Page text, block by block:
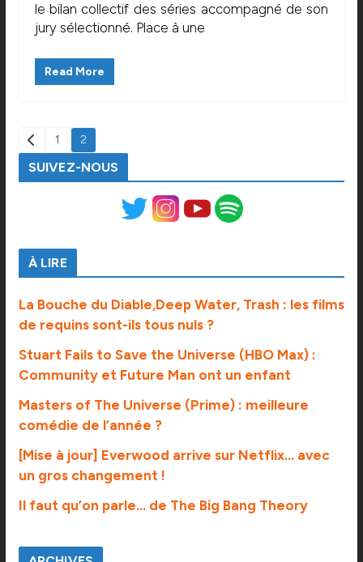
le bilan collectif des séries accompagné de son
jury sélectionné. Place à une
Read More
PAGINATION
DES
PUBLICATIONS
1 2
SUIVEZ-NOUS
À LIRE
La Bouche du Diable,Deep Water, Trash : les films
de requins sont-ils tous nuls ?
Stuart Fails to Save the Universe (HBO Max) :
Community et Future Man ont un enfant
Masters of The Universe (Prime) : meilleure
comédie de l’année ?
[Mise à jour] Everwood arrive sur Netflix… avec
un gros changement !
Il faut qu’on parle… de The Big Bang Theory